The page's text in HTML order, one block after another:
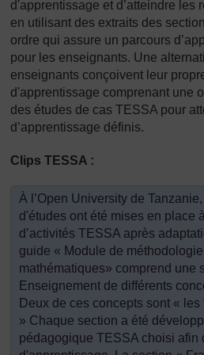
d'apprentissage et d’atteindre les
en utilisant des extraits des
ordre qui assure un parcours
pour les enseignants. Une
enseignants conçoivent leur
d'apprentissage comprenant une
des études de cas TESSA pour
d’apprentissage définis.
Clips TESSA :
À l’Open University de
d'études ont été mises en place
d’activités TESSA après
guide « Module de
mathématiques» comprend une
Enseignement de différents
Deux de ces concepts sont « les
» Chaque section a été
pédagogique TESSA choisi afin